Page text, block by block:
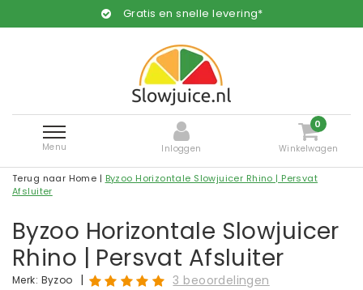
Gratis en snelle levering*
Menu Inloggen
0
Winkelwagen
Terug naar Home | Byzoo Horizontale Slowjuicer Rhino | Persvat
Afsluiter
Byzoo Horizontale Slowjuicer
Rhino | Persvat Afsluiter
Merk: Byzoo | 3 beoordelingen